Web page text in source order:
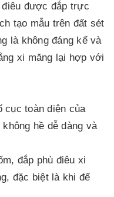
được đắp trực
tạo mẫu trên đất sét
là không đáng kể và
xi măng lại hợp với
cục toàn diện của
hề dễ dàng và
đắp phù điêu xi
đặc biệt là khi để